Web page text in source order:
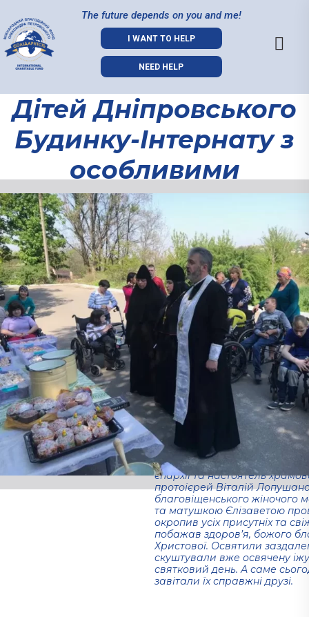
The future depends on you and me!
I WANT TO HELP
NEED HELP
Дітей Дніпровського
Будинку-Інтернату з
особливими
потребами привітали
зі святом Пасхи
Христової.
Дітей
Будинку-
Інтернату з
особливими
потребами
привітали зі
святом Пасхи
Христової.
01.09.2021
Напередодні свята
дитячий будинок-iнтернат»
представники Міжнародного
духовенство Дніпровської
єпархії та настоятель
протоієрей Віталій
благовіщенського жіночого
та матушкою Єлізаветою
окропив усіх присутніх та
побажав здоров’я, божого
Христової. Освятили
скуштували вже освячену
святковий день. А саме
завітали їх справжні друзі.